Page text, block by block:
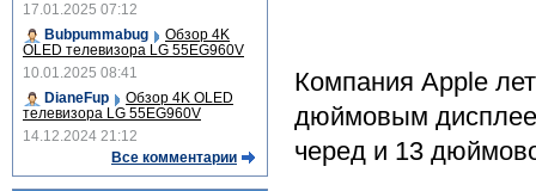
Компания Apple
дюймовым
черед и 13
17.01.2025 07:12
Bubpummabug
Обзор 4K
OLED телевизора LG 55EG960V
10.01.2025 08:41
DianeFup
Обзор 4K OLED
телевизора LG 55EG960V
14.12.2024 21:12
Все комментарии